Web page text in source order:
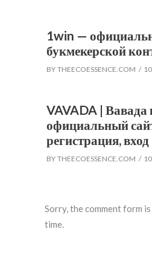
1win —
букмекерской
BY THEECOESSENCE.COM
VAVADA | Вавада
официальный
регистрация, вход
BY THEECOESSENCE.COM
Sorry, the comment form
time.